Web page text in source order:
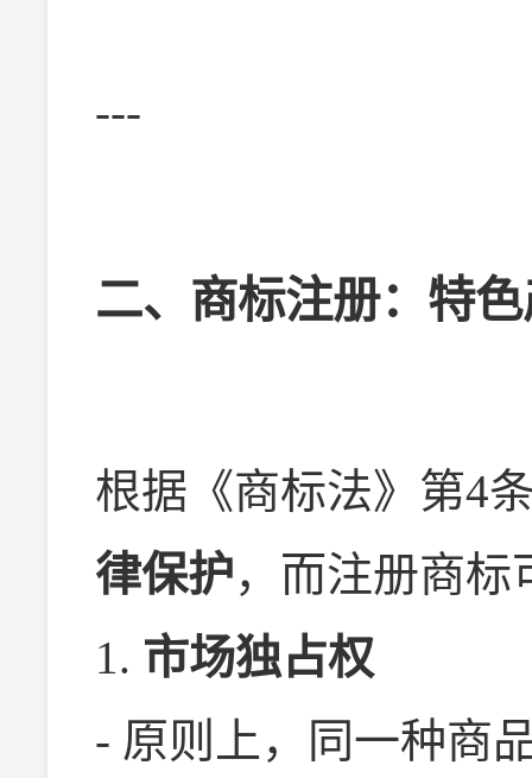
---
二、商标注册：特
根据《商标法》第4
律保护，而注册商标
1. 市场独占权
- 原则上，同一种商